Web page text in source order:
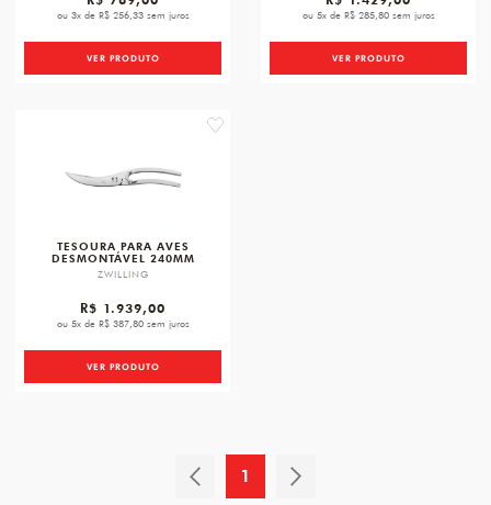
ou 3x de R$ 256,33 sem juros
VER PRODUTO
ou 5x de R$ 285,80 sem juros
VER PRODUTO
favorite
TESOURA PARA AVES
DESMONTÁVEL 240MM
ZWILLING
R$ 1.939,00
ou 5x de R$ 387,80 sem juros
VER PRODUTO
1